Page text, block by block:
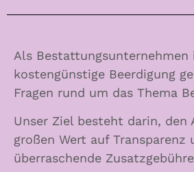
Als Bestattungsunternehmen
kostengünstige Beerdigung
Fragen rund um das Thema
Unser Ziel besteht darin,
großen Wert auf
überraschende